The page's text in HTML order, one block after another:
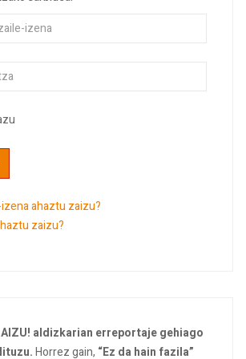
ahaztu zaizu?
zaizu?
aldizkarian erreportaje gehiago
Horrez gain, “Ez da hain fazila”